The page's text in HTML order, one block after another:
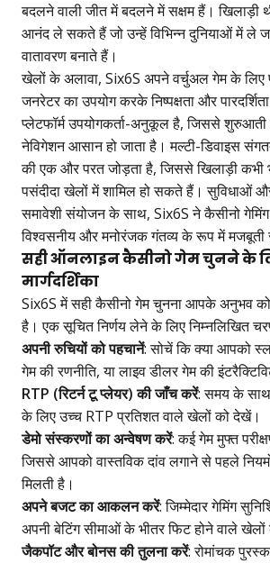
बदलने वाली जीत में बदलने में सक्षम हैं। खिलाड़ी
आनंद ले सकते हैं जो उन्हें विभिन्न दुनियाओं में ले
वातावरण बनाते हैं।
खेलों के अलावा, Six6S अपने वर्चुअल गेम के लिए
जनरेटर का उपयोग करके निष्पक्षता और
प्लेटफॉर्म उपयोगकर्ता-अनुकूल है, जिससे शुरुआती
नेविगेशन आसान हो जाता है। मल्टी-डिवाइस
की एक और परत जोड़ता है, जिससे खिलाड़ी कभी
पसंदीदा खेलों में शामिल हो सकते हैं। सुविधाओं
समावेशी संयोजन के साथ, Six6S ने कैसीनो
विश्वसनीय और मनोरंजक गंतव्य के रूप में मजबूती
सही ऑनलाइन कैसीनो गेम चुनने के
मार्गदर्शिका
Six6S में सही कैसीनो गेम चुनना आपके अनुभव
है। एक सूचित निर्णय लेने के लिए निम्नलिखित
अपनी रुचियों को पहचानें: सोचें कि क्या आपको
गेम की रणनीति, या लाइव डीलर गेम की
RTP (रिटर्न टू प्लेयर) की जाँच करें: समय के साथ
के लिए उच्च RTP प्रतिशत वाले खेलों को देखें।
डेमो संस्करणों का अन्वेषण करें: कई गेम मुफ्त
जिससे आपको वास्तविक दांव लगाने से पहले
मिलती है।
अपने बजट का आकलन करें: जिम्मेदार गेमिंग
अपनी बेटिंग सीमाओं के भीतर फिट होने वाले
जैकपॉट और बोनस की तुलना करें: रोमांचक